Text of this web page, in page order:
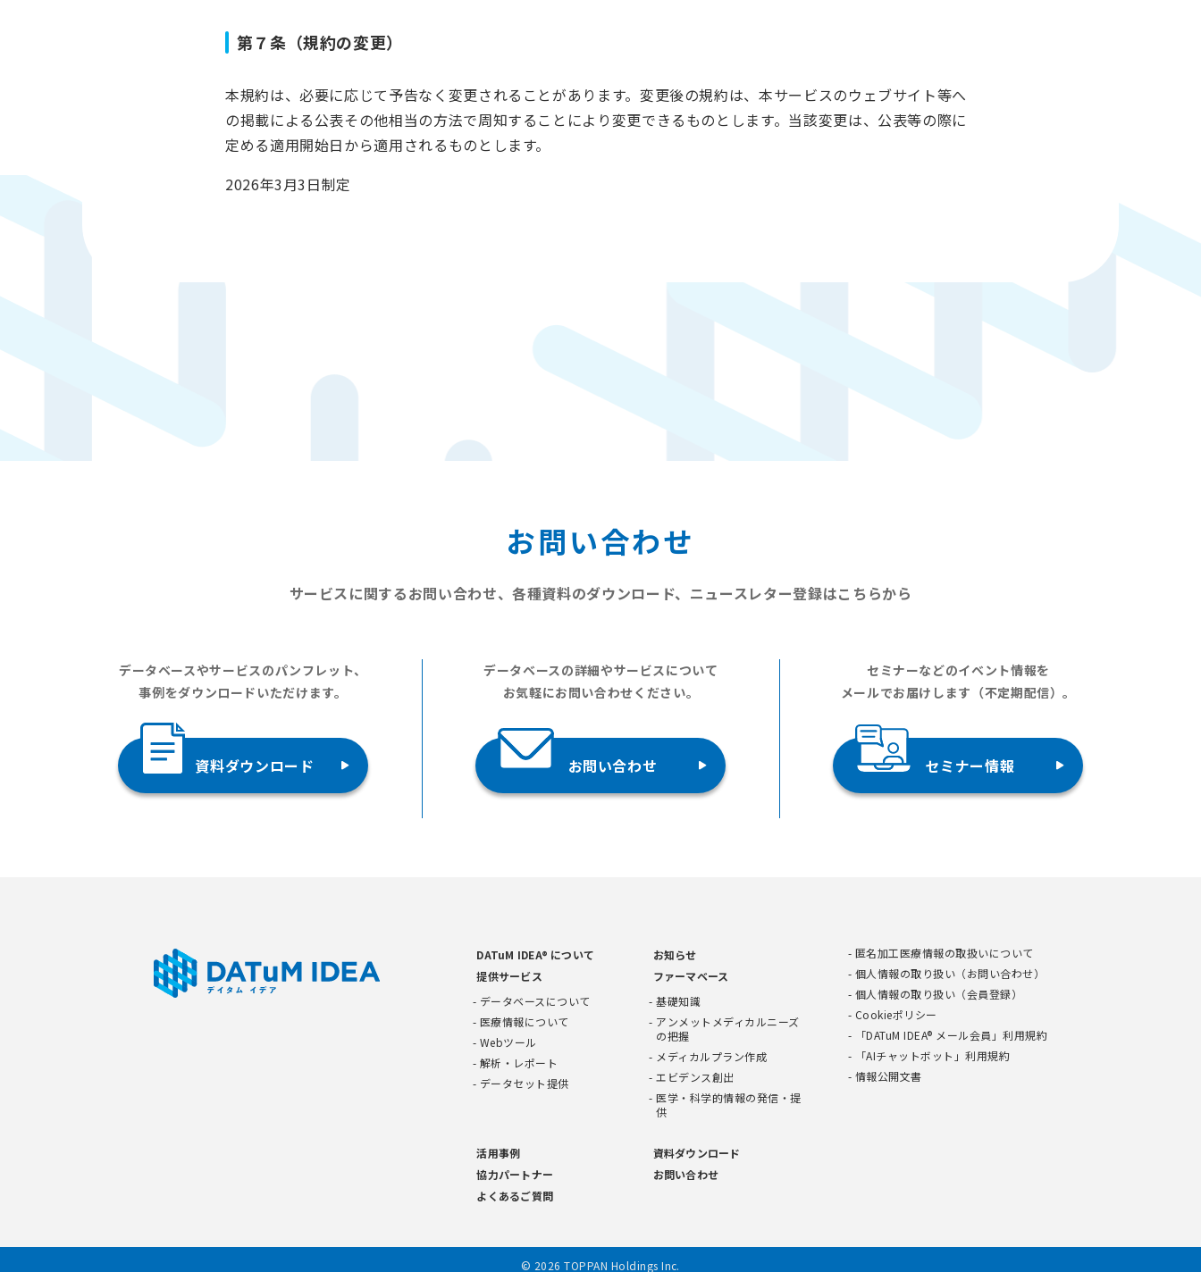
第７条（規約の変更）
本規約は、必要に応じて予告なく変更されることがあります。変更後の規約は、本サービスのウェブサイト等へ
の掲載による公表その他相当の方法で周知することにより変更できるものとします。当該変更は、公表等の際に
定める適用開始日から適用されるものとします。
2026年3月3日制定
お問い合わせ
サービスに関するお問い合わせ、各種資料のダウンロード、 ニュースレター登録はこちらから
データベースやサービスのパンフレット、
事例をダウンロードいただけます。
資料ダウンロード
データベースの詳細やサービスについて
お気軽にお問い合わせください。
お問い合わせ
セミナーなどのイベント情報を
メールでお届けします（不定期配信）。
セミナー情報
DATuM IDEA® について
お知らせ
提供サービス
データベースについて
医療情報について
Webツール
解析・レポート
データセット提供
ファーマベース
基礎知識
アンメットメディカルニーズ
の把握
メディカルプラン作成
エビデンス創出
医学・科学的情報の発信・提
供
活用事例
資料ダウンロード
協力パートナー
お問い合わせ
よくあるご質問
匿名加工医療情報の取扱いについて
個人情報の取り扱い（お問い合わせ）
個人情報の取り扱い（会員登録）
Cookieポリシー
「DATuM IDEA® メール会員」利用規約
「AIチャットボット」利用規約
情報公開文書
© 2026 TOPPAN Holdings Inc.